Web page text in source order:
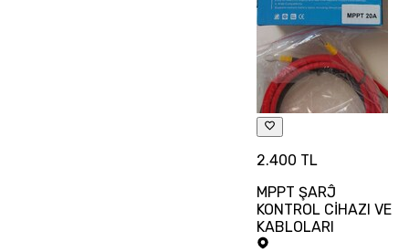
2.400 TL
MPPT ŞARĴ
KONTROL CİHAZI VE
KABLOLARI